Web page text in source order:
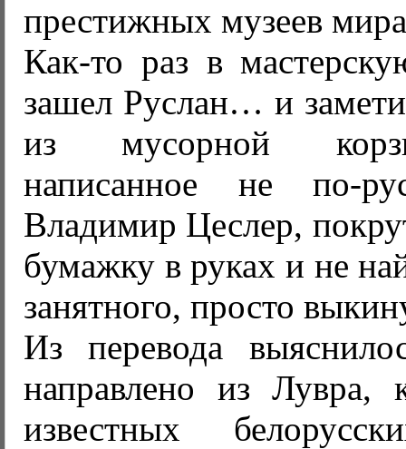
престижных музеев
Как-то раз в
зашел Руслан… и
из мусорной
написанное не по-
Владимир Цеслер,
бумажку в руках и не
занятного, просто
Из перевода
направлено из Лувра,
известных